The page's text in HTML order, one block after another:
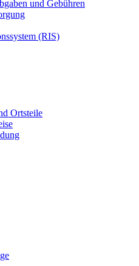
und Gebühren
(RIS)
Ortsteile